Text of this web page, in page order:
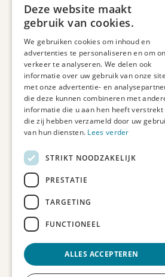
Retourbeleid
Informatie
Veelgestelde vragen
Duurzaam ondernemen
Contact informatie
Etienne de Pinedaweg 34
3711 CH, Austerlitz
Nederland
info@fotoprintxl.nl
0343 78 58 00
KVK: 81960263
BTW: NL002708709B23
Deze website maakt
gebruik van cookies.
We gebruiken cookies om inhoud en
advertenties te personaliseren en om
verkeer te analyseren. We delen ook
informatie over uw gebruik van onze site
met onze advertentie- en
die deze kunnen combineren met
informatie die u aan hen heeft verstrekt
die zij hebben verzameld door uw
van hun diensten. Lees verder
STRIKT NOODZAKELIJK
PRESTATIE
TARGETING
FUNCTIONEEL
ALLES ACCEPTEREN